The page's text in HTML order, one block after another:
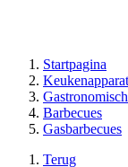
Startpagina
Barbecues
Gasbarbecues
Terug